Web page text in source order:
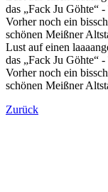
das „Fack Ju Göhte“
Vorher noch ein
schönen Meißner
Lust auf einen
das „Fack Ju Göhte“
Vorher noch ein
schönen Meißner
Zurück